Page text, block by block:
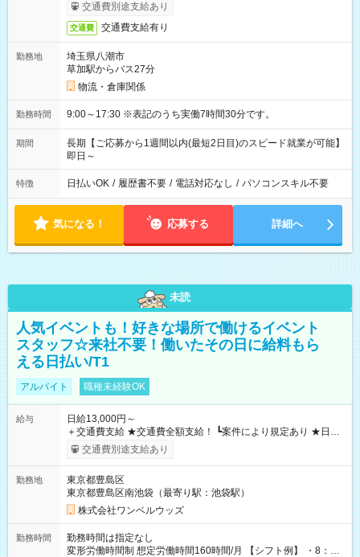
交通費別途支給あり
交通費 交通費支給有り
勤務地
埼玉県八潮市
草加駅からバス27分
物流・倉庫関係
勤務時間 9:00～17:30 ※表記のうち実働7時間30分です。
期間
長期【ご応募から1週間以内(最短2日目)のスピード就業が可能】
即日～
特徴 日払いOK / 履歴書不要 / 電話対応なし / パソコンスキル不要
気になる！ 応募する 詳細へ
未読
人気イベントも！好きな場所で働けるイベント
スタッフ☆来社不要！働いたその日に給料もら
える日払い/T1
アルバイト 職種未経験OK
給与
日給13,000円～
＋交通費支給 ★交通費全額支給！ ┗案件により規定あり ★日払
いOK！（規定あり） ┗働いたその日に現金GET♪ お仕事後はコ
ンビニATMから 日払い分を引き落とせます！ 【試用期間】試
交通費別途支給あり
勤務地
東京都豊島区
東京都豊島区南池袋（最寄り駅：池袋駅）
株式会社ワンベルウッズ
勤務時間
勤務時間は指定なし
変形労働時間制 想定労働時間160時間/月 【シフト例】 ・8：00